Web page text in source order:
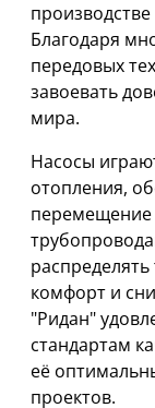
Благодаря
передовых
завоевать
мира.
Насосы
отопления,
перемещение
комфорт и
"Ридан"
стандартам
её
проектов.